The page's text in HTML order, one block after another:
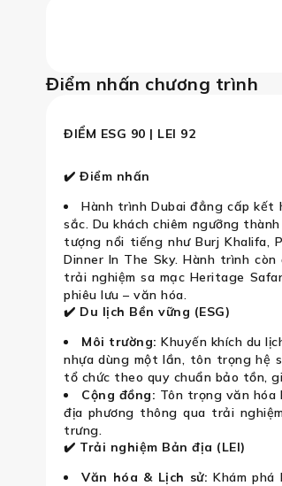
| Hành Trình Độc Bản -
Điểm nhấn chương trình
ĐIỂM ESG 90 | LEI 92
✔️ Điểm nhấn
Hành trình Dubai đẳng cấp kết
sắc. Du khách chiêm ngưỡng
tượng nổi tiếng như Burj Khalifa,
Dinner In The Sky. Hành trình
trải nghiệm sa mạc Heritage
phiêu lưu – văn hóa.
✔️ Du lịch Bền vững (ESG)
Môi trường: Khuyến khích du
nhựa dùng một lần, tôn trọng hệ
tổ chức theo quy chuẩn bảo tồn,
Cộng đồng: Tôn trọng văn hóa
địa phương thông qua trải
trưng.
✔️ Trải nghiệm Bản địa (LEI)
Văn hóa & Lịch sử: Khám